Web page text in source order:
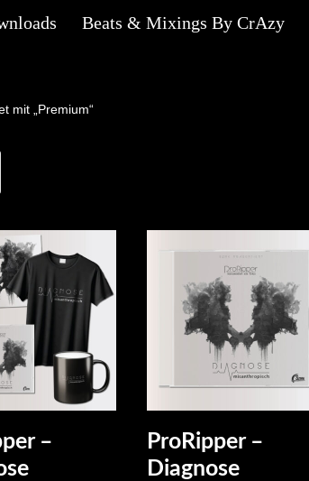
Beats & Mixings By CrAzy
mit „Premium“
–
ProRipper –
Diagnose